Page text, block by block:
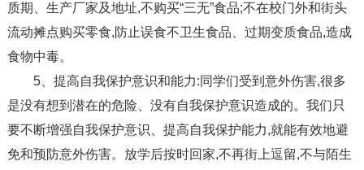
质期、生产厂家及地址,不购买“三无”食品;不在校门外和街头
流动摊点购买零食,防止误食不卫生食品、过期变质食品,造成
食物中毒。
5、提高自我保护意识和能力:同学们受到意外伤害,很多
是没有想到潜在的危险、没有自我保护意识造成的。我们只
要不断增强自我保护意识、提高自我保护能力,就能有效地避
免和预防意外伤害。放学后按时回家,不再街上逗留,不与陌生